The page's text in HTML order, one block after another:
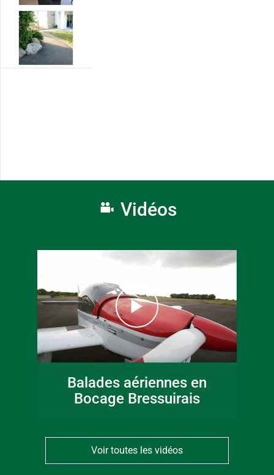
Vidéos
Balades aériennes en
Bocage Bressuirais
Voir toutes les vidéos